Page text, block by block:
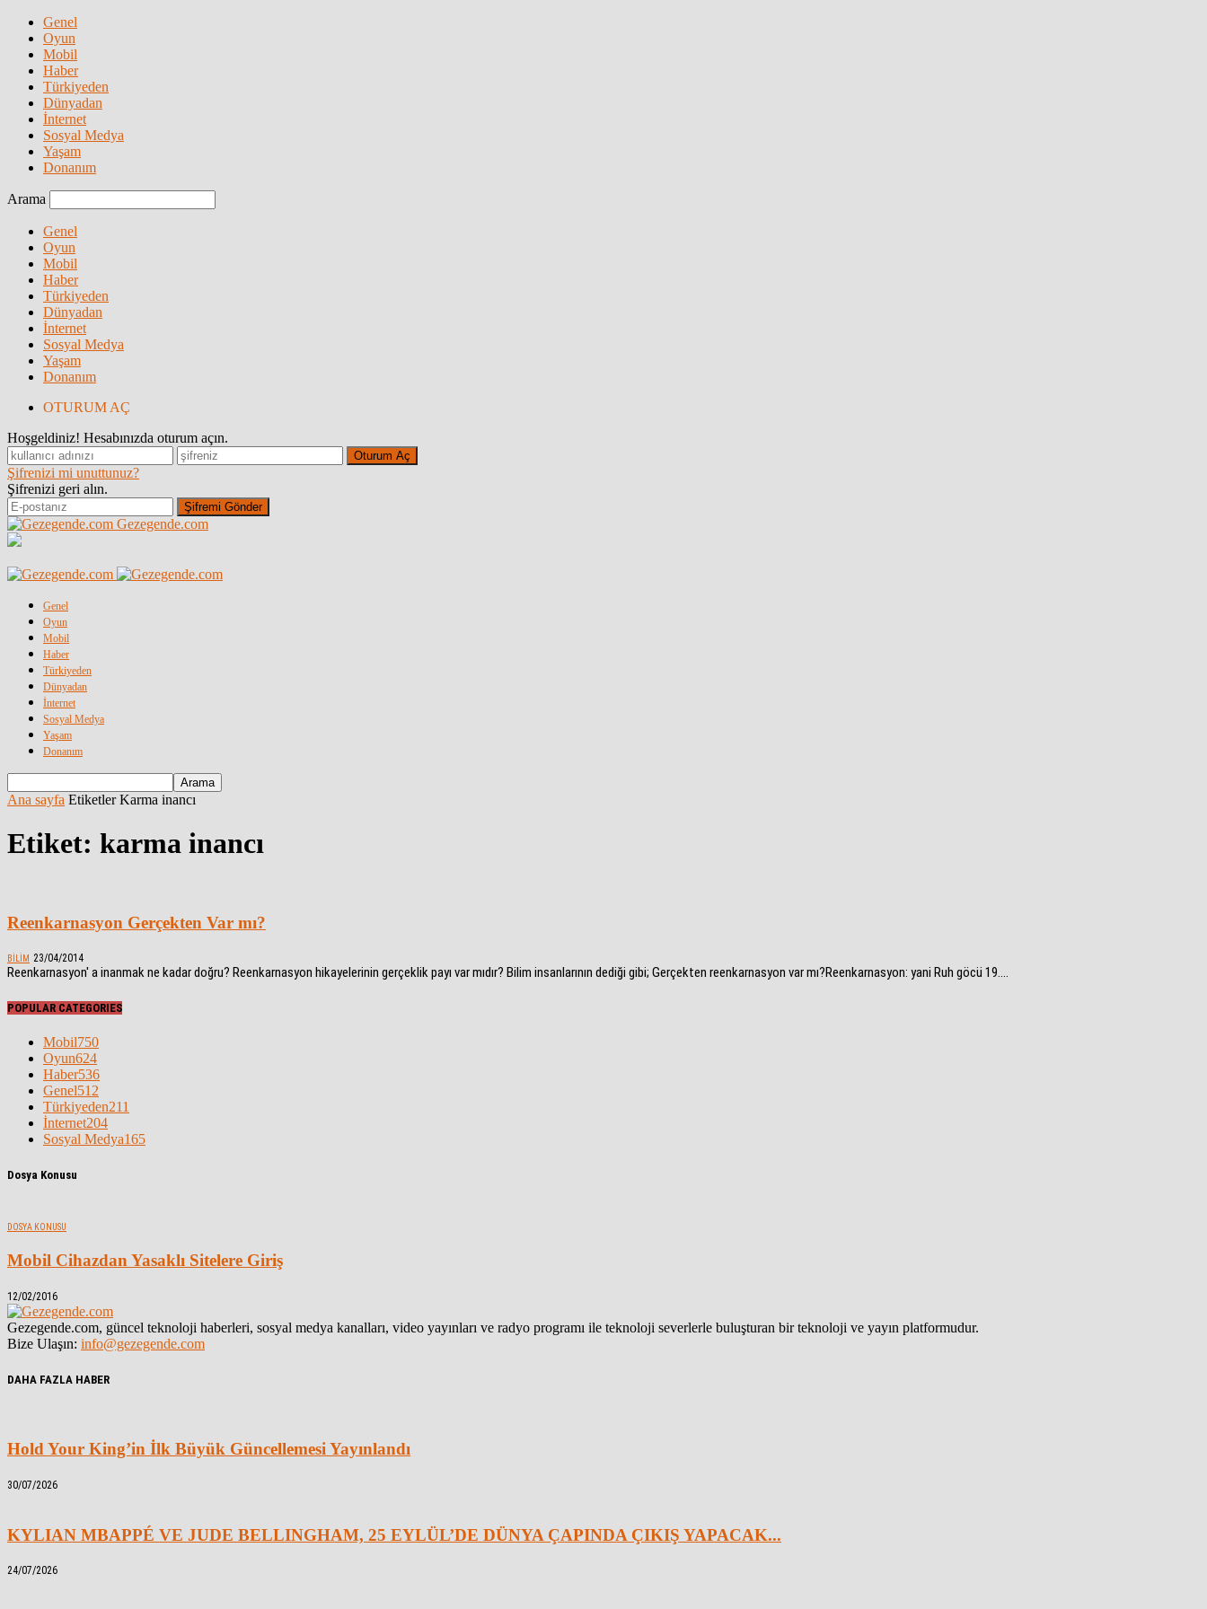
Genel
Oyun
Mobil
Haber
Türkiyeden
Dünyadan
İnternet
Sosyal Medya
Yaşam
Donanım
Arama
Genel
Oyun
Mobil
Haber
Türkiyeden
Dünyadan
İnternet
Sosyal Medya
Yaşam
Donanım
OTURUM AÇ
Hoşgeldiniz! Hesabınızda oturum açın.
Şifrenizi mi unuttunuz?
Şifrenizi geri alın.
Gezegende.com
Genel
Oyun
Mobil
Haber
Türkiyeden
Dünyadan
İnternet
Sosyal Medya
Yaşam
Donanım
Ana sayfa Etiketler Karma inancı
Etiket: karma inancı
Reenkarnasyon Gerçekten Var mı?
BILIM 23/04/2014
Reenkarnasyon' a inanmak ne kadar doğru? Reenkarnasyon hikayelerinin gerçeklik payı var mıdır? Bilim insanlarının dediği gibi; Gerçekten reenkarnasyon var mı?Reenkarnasyon: yani Ruh göcü 19....
POPULAR CATEGORIES
Mobil750
Oyun624
Haber536
Genel512
Türkiyeden211
İnternet204
Sosyal Medya165
Dosya Konusu
DOSYA KONUSU
Mobil Cihazdan Yasaklı Sitelere Giriş
12/02/2016
Gezegende.com, güncel teknoloji haberleri, sosyal medya kanalları, video yayınları ve radyo programı ile teknoloji severlerle buluşturan bir teknoloji ve yayın platformudur.
Bize Ulaşın: info@gezegende.com
DAHA FAZLA HABER
Hold Your King’in İlk Büyük Güncellemesi Yayınlandı
30/07/2026
KYLIAN MBAPPÉ VE JUDE BELLINGHAM, 25 EYLÜL’DE DÜNYA ÇAPINDA ÇIKIŞ YAPACAK...
24/07/2026